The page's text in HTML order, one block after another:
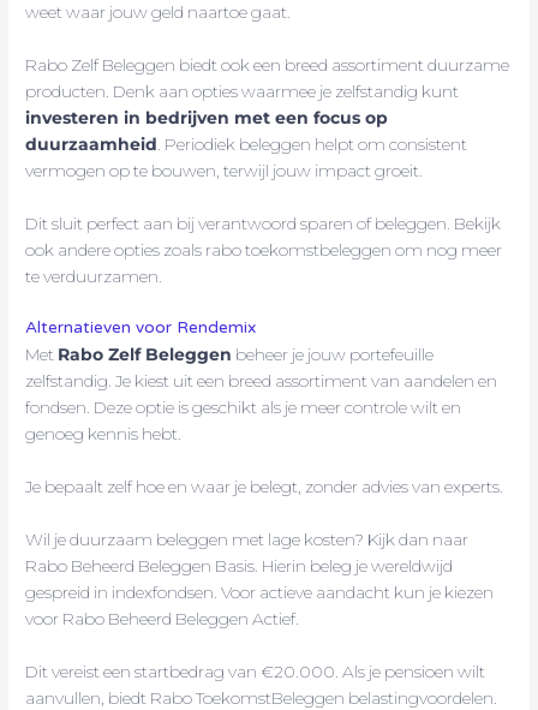
weet waar jouw geld naartoe gaat.
Rabo Zelf Beleggen biedt ook een breed assortiment duurzame
producten. Denk aan opties waarmee je zelfstandig kunt
investeren in bedrijven met een focus op
duurzaamheid . Periodiek beleggen helpt om consistent
vermogen op te bouwen, terwijl jouw impact groeit.
Dit sluit perfect aan bij verantwoord sparen of beleggen. Bekijk
ook andere opties zoals rabo toekomstbeleggen om nog meer
te verduurzamen.
Alternatieven voor Rendemix
Met Rabo Zelf Beleggen beheer je jouw portefeuille
zelfstandig. Je kiest uit een breed assortiment van aandelen en
fondsen. Deze optie is geschikt als je meer controle wilt en
genoeg kennis hebt.
Je bepaalt zelf hoe en waar je belegt, zonder advies van experts.
Wil je duurzaam beleggen met lage kosten? Kijk dan naar
Rabo Beheerd Beleggen Basis. Hierin beleg je wereldwijd
gespreid in indexfondsen. Voor actieve aandacht kun je kiezen
voor Rabo Beheerd Beleggen Actief.
Dit vereist een startbedrag van €20.000. Als je pensioen wilt
aanvullen, biedt Rabo ToekomstBeleggen belastingvoordelen.